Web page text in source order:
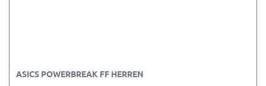
ASICS POWERBREAK FF HERREN